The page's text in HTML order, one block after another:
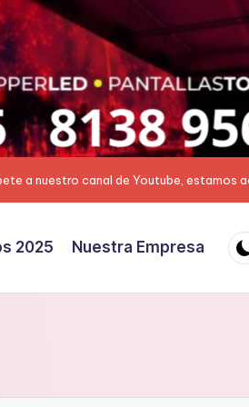
a nuestro canal de Youtube, estamos
2025 Nuestra Empresa